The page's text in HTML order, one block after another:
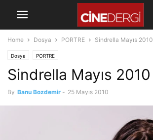
Home Dosya PORTRE Sindrella Mayıs 2010
Dosya PORTRE
Sindrella Mayıs 2010
By Banu Bozdemir - 25 Mayıs 2010